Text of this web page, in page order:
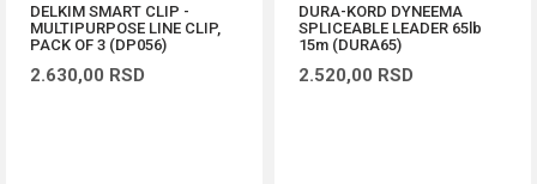
DELKIM SMART CLIP -
MULTIPURPOSE LINE CLIP,
PACK OF 3 (DP056)
2.630,00 RSD
DURA-KORD DYNEEMA
SPLICEABLE LEADER 65lb
15m (DURA65)
2.520,00 RSD